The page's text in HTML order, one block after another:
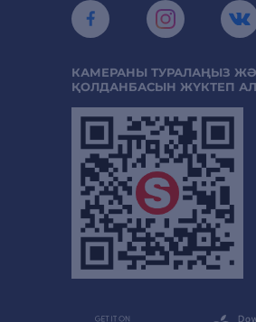
КАМЕРАНЫ ТУРАЛАҢЫЗ
ҚОЛДАНБАСЫН ЖҮКТЕП